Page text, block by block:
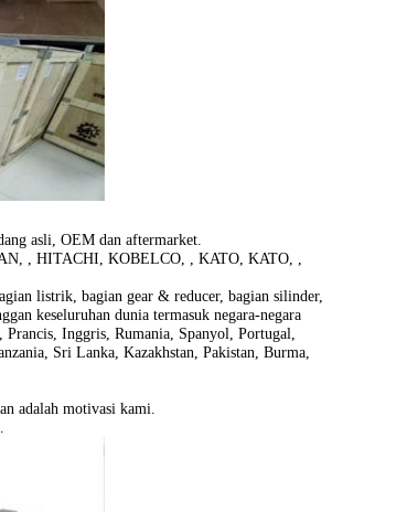
asli, OEM dan aftermarket.
, HITACHI, KOBELCO, , KATO, KATO, ,
listrik, bagian gear & reducer, bagian silinder,
keseluruhan dunia termasuk negara-negara
Inggris, Rumania, Spanyol, Portugal,
Sri Lanka, Kazakhstan, Pakistan, Burma,
adalah motivasi kami.